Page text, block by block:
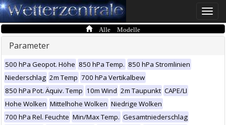
Toggle
Alle Modelle
Parameter
500 hPa Geopot. Höhe 850 hPa Temp. 850 hPa Stromlinien
Niederschlag 2m Temp 700 hPa Vertikalbew
850 hPa Pot. Äquiv. Temp 10m Wind 2m Taupunkt CAPE/LI
Hohe Wolken Mittelhohe Wolken Niedrige Wolken
700 hPa Rel. Feuchte Min/Max Temp. Gesamtniederschlag